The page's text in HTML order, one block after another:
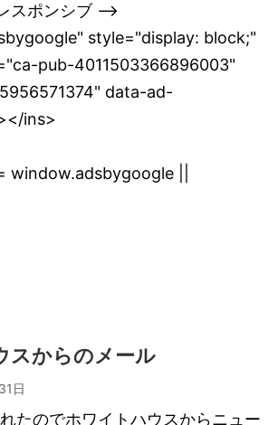
スポンシブ -->
style="display: block;"
pub-4011503366896003"
data-ad-
ins>
window.adsbygoogle ||
スからのメール
日
たのでホワイトハウスからニュー